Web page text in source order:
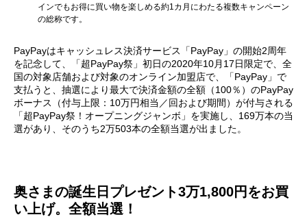
インでもお得に買い物を楽しめる約1カ月にわたる複数キャンペーン
の総称です。
PayPayはキャッシュレス決済サービス「PayPay」の開始2周年
を記念して、「超PayPay祭」初日の2020年10月17日限定で、全
国の対象店舗および対象のオンライン加盟店で、「PayPay」で
支払うと、抽選により最大で決済金額の全額（100％）のPayPay
ボーナス（付与上限：10万円相当／回および期間）が付与される
「超PayPay祭！オープニングジャンボ」を実施し、169万本の当
選があり、そのうち2万503本の全額当選が出ました。
奥さまの誕生日プレゼント3万1,800円をお買
い上げ。全額当選！